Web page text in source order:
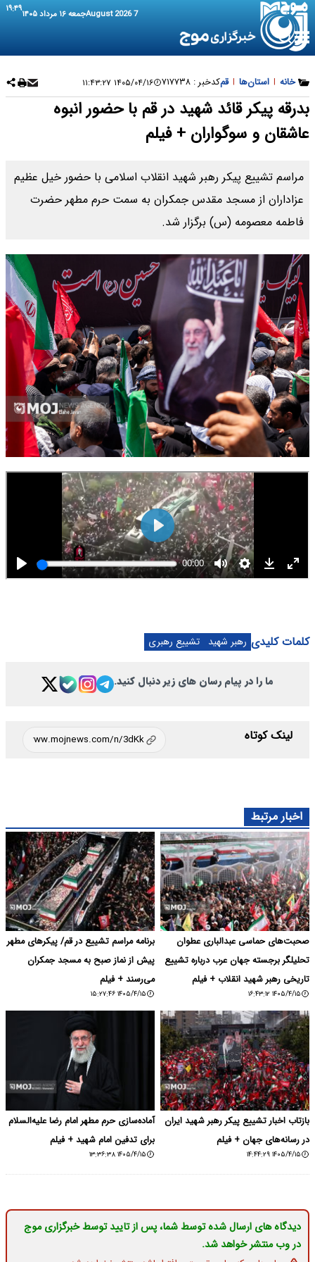
7 August 2026 جمعه ۱۶ مرداد ۱۴۰۵ ۱۹:۴۹
خانه | استان‌ها | قمکدخبر : ۷۱۷۷۳۸ ۱۴۰۵/۰۴/۱۶ ۱۱:۴۳:۲۷
بدرقه پیکر قائد شهید در قم با حضور انبوه
عاشقان و سوگواران + فیلم
مراسم تشییع پیکر رهبر شهید انقلاب اسلامی با حضور خیل عظیم
عزاداران از مسجد مقدس جمکران به سمت حرم مطهر حضرت
فاطمه معصومه (س) برگزار شد.
کلمات کلیدی رهبر شهید تشییع رهبری
ما را در پیام رسان های زیر دنبال کنید.
لینک کوتاه
اخبار مرتبط
صحبت‌های حماسی عبدالباری عطوان
تحلیلگر برجسته جهان عرب درباره تشییع
تاریخی رهبر شهید انقلاب + فیلم
۱۴۰۵/۴/۱۵ ۱۶:۴۳:۱۲
برنامه مراسم تشییع در قم/ پیکرهای مطهر
پیش از نماز صبح به مسجد جمکران
می‌رسند + فیلم
۱۴۰۵/۴/۱۵ ۱۵:۲۷:۴۶
بازتاب اخبار تشییع پیکر رهبر شهید ایران
در رسانه‌های جهان + فیلم
۱۴۰۵/۴/۱۵ ۱۴:۴۴:۲۹
آماده‌سازی حرم مطهر امام رضا علیه‌السلام
برای تدفین امام شهید + فیلم
۱۴۰۵/۴/۱۵ ۱۳:۳۶:۳۸
دیدگاه های ارسال شده توسط شما، پس از تایید توسط خبرگزاری موج
در وب منتشر خواهد شد.